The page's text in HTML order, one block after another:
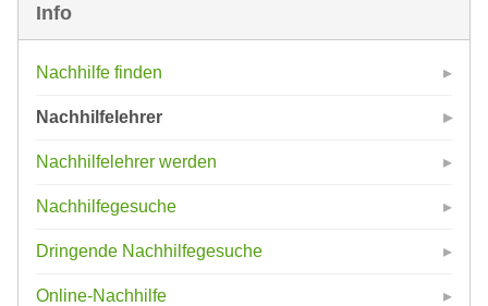
Info
Nachhilfe finden
Nachhilfelehrer
Nachhilfelehrer werden
Nachhilfegesuche
Dringende Nachhilfegesuche
Online-Nachhilfe